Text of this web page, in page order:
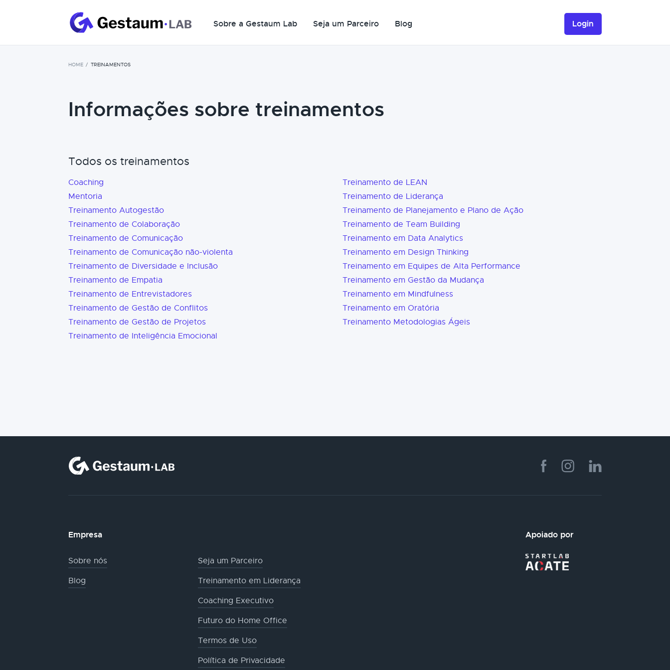
Sobre a Gestaum Lab Seja um Parceiro Blog Login
HOME TREINAMENTOS
Informações sobre treinamentos
Todos os treinamentos
Coaching
Mentoria
Treinamento Autogestão
Treinamento de Colaboração
Treinamento de Comunicação
Treinamento de Comunicação não-violenta
Treinamento de Diversidade e Inclusão
Treinamento de Empatia
Treinamento de Entrevistadores
Treinamento de Gestão de Conflitos
Treinamento de Gestão de Projetos
Treinamento de Inteligência Emocional
Treinamento de LEAN
Treinamento de Liderança
Treinamento de Planejamento e Plano de Ação
Treinamento de Team Building
Treinamento em Data Analytics
Treinamento em Design Thinking
Treinamento em Equipes de Alta Performance
Treinamento em Gestão da Mudança
Treinamento em Mindfulness
Treinamento em Oratória
Treinamento Metodologias Ágeis
Empresa
Sobre nós
Seja um Parceiro
Blog
Treinamento em Liderança
Coaching Executivo
Futuro do Home Office
Termos de Uso
Política de Privacidade
Apoiado por